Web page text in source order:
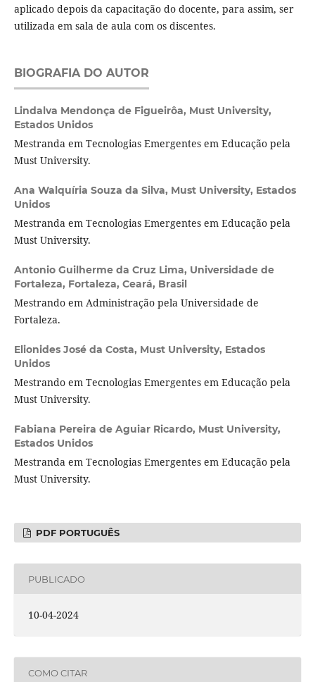
aplicado depois da capacitação do docente, para assim, ser
utilizada em sala de aula com os discentes.
BIOGRAFIA DO AUTOR
Lindalva Mendonça de Figueirôa, Must University,
Estados Unidos
Mestranda em Tecnologias Emergentes em Educação pela
Must University.
Ana Walquíria Souza da Silva, Must University, Estados
Unidos
Mestranda em Tecnologias Emergentes em Educação pela
Must University.
Antonio Guilherme da Cruz Lima, Universidade de
Fortaleza, Fortaleza, Ceará, Brasil
Mestrando em Administração pela Universidade de
Fortaleza.
Elionides José da Costa, Must University, Estados
Unidos
Mestrando em Tecnologias Emergentes em Educação pela
Must University.
Fabiana Pereira de Aguiar Ricardo, Must University,
Estados Unidos
Mestranda em Tecnologias Emergentes em Educação pela
Must University.
PDF PORTUGUÊS
PUBLICADO
10-04-2024
COMO CITAR